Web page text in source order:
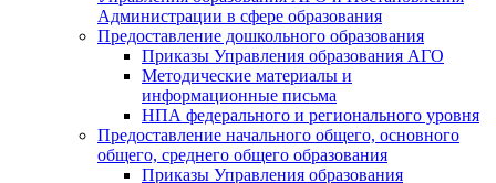
Администрации в сфере образования
Предоставление дошкольного образования
Приказы Управления образования АГО
Методические материалы и
информационные письма
НПА федерального и регионального уровня
Предоставление начального общего, основного
общего, среднего общего образования
Приказы Управления образования